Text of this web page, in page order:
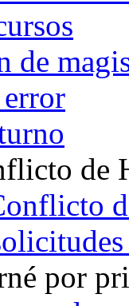
de
de
por